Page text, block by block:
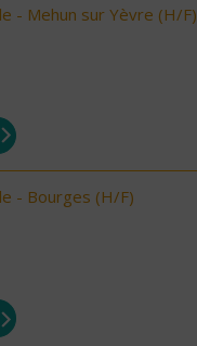
- Mehun sur Yèvre (H/F)
- Bourges (H/F)